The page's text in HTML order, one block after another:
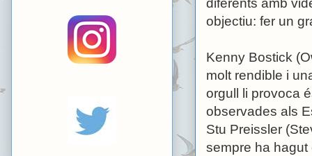
diferents amb
objectiu: fer un
Kenny Bostick
molt rendible i
orgull li provoca
observades als
Stu Preissler
sempre ha